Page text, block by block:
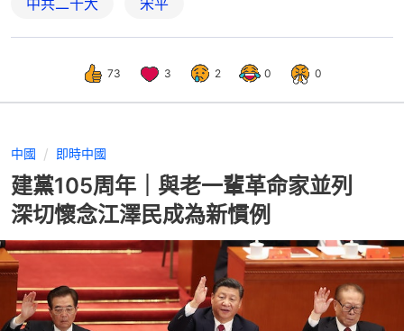
73 3 2 0 0
中國 即時中國
建黨105周年｜與老一輩革命家並列
深切懷念江澤民成為新慣例